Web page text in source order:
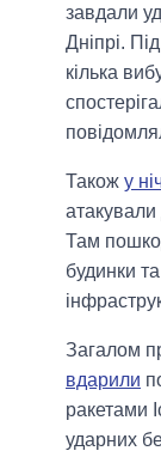
завдали
Дніпрі.
кілька
Також у
атакували
Там
будинки
Загалом
вдарили
ракетами
ударних